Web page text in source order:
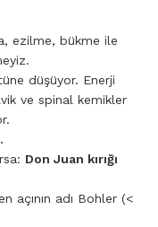
ezilme, bükme ile
düşüyor. Enerji
ve spinal kemikler
Don Juan kırığı
açının adı Bohler (<